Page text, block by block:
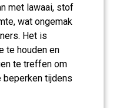
met lawaai, stof
wat ongemak
Het is
te houden en
te treffen om
beperken tijdens